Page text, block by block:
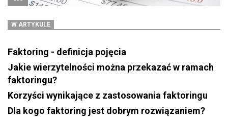
W ARTYKULE
Faktoring - definicja pojęcia
Jakie wierzytelności można przekazać w ramach
faktoringu?
Korzyści wynikające z zastosowania faktoringu
Dla kogo faktoring jest dobrym rozwiązaniem?